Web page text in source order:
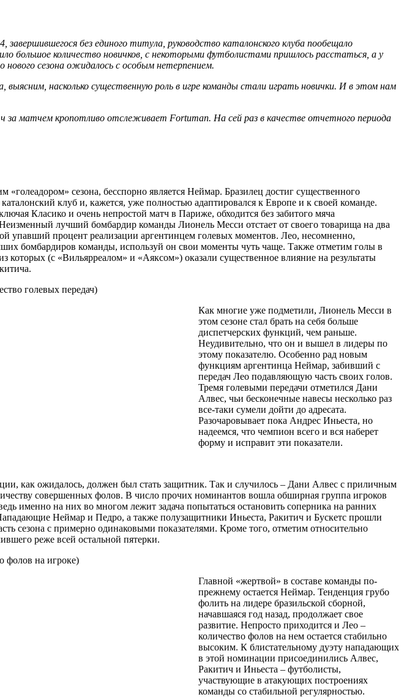
без единого титула, руководство каталонского клуба пообещало
большое количество новичков, с некоторыми футболистами пришлось расстаться, а у
нового сезона ожидалось с особым нетерпением.
насколько существенную роль в игре команды стали играть новички. И в этом нам
матчем кропотливо отслеживает Fortuman. На сей раз в качестве отчетного периода
сезона, бесспорно является Неймар. Бразилец достиг существенного
каталонский клуб и, кажется, уже полностью адаптировался к Европе и к своей команде.
Класико и очень непростой матч в Париже, обходится без забитого мяча
лучший бомбардир команды Лионель Месси отстает от своего товарища на два
упавший процент реализации аргентинцем голевых моментов. Лео, несомненно,
бомбардиров команды, используй он свои моменты чуть чаще. Также отметим голы в
которых (с «Вильярреалом» и «Аяксом») оказали существенное влияние на результаты
голевых передач)
Как многие уже подметили, Лионель Месси в
этом сезоне стал брать на себя больше
диспетчерских функций, чем раньше.
Неудивительно, что он и вышел в лидеры по
этому показателю. Особенно рад новым
функциям аргентинца Неймар, забивший с
передач Лео подавляющую часть своих голов.
Тремя голевыми передачи отметился Дани
Алвес, чьи бесконечные навесы несколько раз
все-таки сумели дойти до адресата.
Разочаровывает пока Андрес Иньеста, но
надеемся, что чемпион всего и вся наберет
форму и исправит эти показатели.
как ожидалось, должен был стать защитник. Так и случилось – Дани Алвес с приличным
совершенных фолов. В число прочих номинантов вошла обширная группа игроков
именно на них во многом лежит задача попытаться остановить соперника на ранних
Неймар и Педро, а также полузащитники Иньеста, Ракитич и Бускетс прошли
сезона с примерно одинаковыми показателями. Кроме того, отметим относительно
реже всей остальной пятерки.
фолов на игроке)
Главной «жертвой» в составе команды по-
прежнему остается Неймар. Тенденция грубо
фолить на лидере бразильской сборной,
начавшаяся год назад, продолжает свое
развитие. Непросто приходится и Лео –
количество фолов на нем остается стабильно
высоким. К блистательному дуэту нападающих
в этой номинации присоединились Алвес,
Ракитич и Иньеста – футболисты,
участвующие в атакующих построениях
команды со стабильной регулярностью.